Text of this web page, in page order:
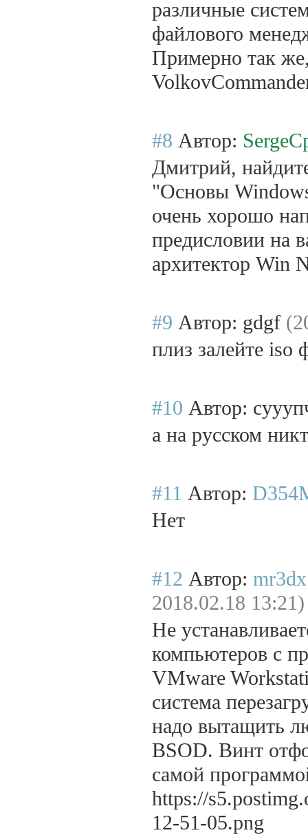
различные
файлового
Примерно так
#8 Автор:
Дмитрий,
"Основы
очень хорошо
предисловии на
архитектор Win
#9 Автор: gdgf
плиз залейте iso
#10 Автор:
а на русском
#11 Автор:
Нет
#12 Автор: mr3dx
2018.02.18 13:21)
Не
компьютеров с
VMware
система
надо вытащить
BSOD. Винт
самой
https://
12-51-05.png